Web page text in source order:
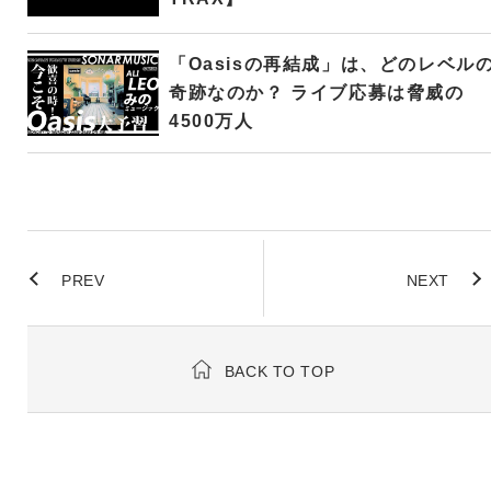
「Oasisの再結成」は、どのレベル
奇跡なのか？ ライブ応募は脅威の
4500万人
PREV NEXT
BACK TO TOP